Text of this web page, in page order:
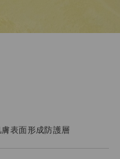
表面形成防護層